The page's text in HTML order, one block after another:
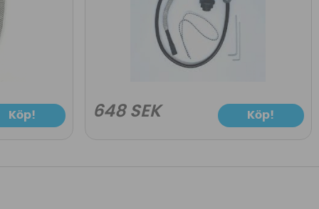
Köp! 648 SEK Köp!